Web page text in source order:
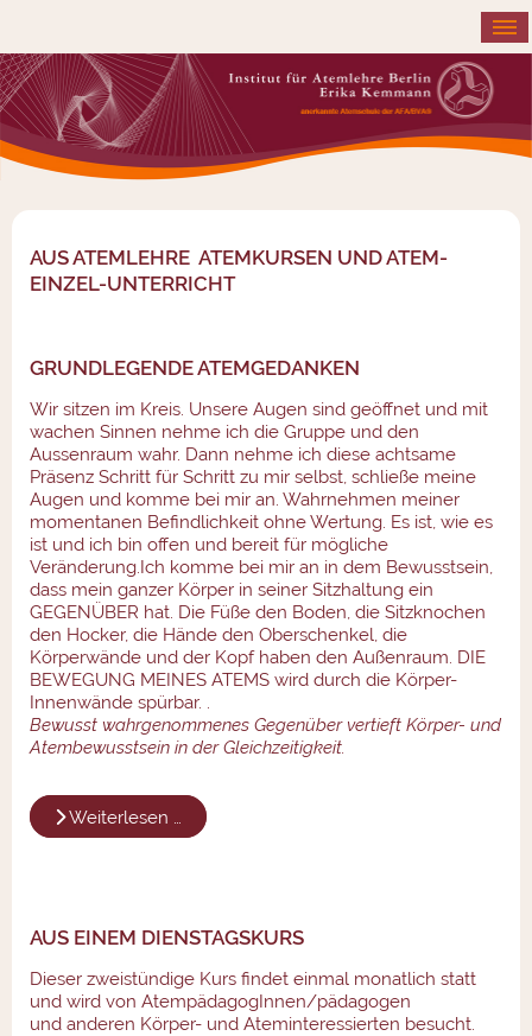
AUS ATEMLEHRE ATEMKURSEN UND ATEM-
EINZEL-UNTERRICHT
GRUNDLEGENDE ATEMGEDANKEN
Wir sitzen im Kreis. Unsere Augen sind geöffnet und mit
wachen Sinnen nehme ich die Gruppe und den
Aussenraum wahr. Dann nehme ich diese achtsame
Präsenz Schritt für Schritt zu mir selbst, schließe meine
Augen und komme bei mir an. Wahrnehmen meiner
momentanen Befindlichkeit ohne Wertung. Es ist, wie es
ist und ich bin offen und bereit für mögliche
Veränderung.Ich komme bei mir an in dem Bewusstsein,
dass mein ganzer Körper in seiner Sitzhaltung ein
GEGENÜBER hat. Die Füße den Boden, die Sitzknochen
den Hocker, die Hände den Oberschenkel, die
Körperwände und der Kopf haben den Außenraum. DIE
BEWEGUNG MEINES ATEMS wird durch die Körper-
Innenwände spürbar. .
Bewusst wahrgenommenes Gegenüber vertieft Körper- und
Atembewusstsein in der Gleichzeitigkeit.
Weiterlesen …
AUS EINEM DIENSTAGSKURS
Dieser zweistündige Kurs findet einmal monatlich statt
und wird von AtempädagogInnen/pädagogen
und anderen Körper- und Ateminteressierten besucht.
≡